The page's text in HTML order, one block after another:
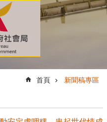
首頁 新聞稿專區